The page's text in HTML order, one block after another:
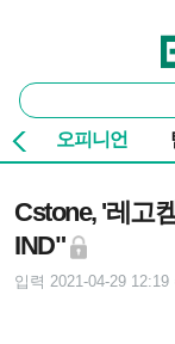
통
합
검
색
오피니언
Cstone, '레고
IND"
입력 2021-04-29 12:19